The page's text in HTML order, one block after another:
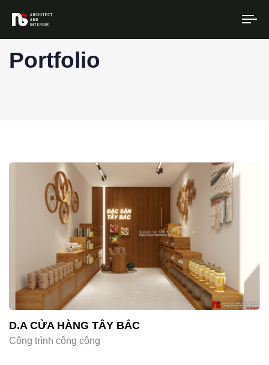
Portfolio
D.A CỬA HÀNG TÂY BẮC
Công trình công cộng